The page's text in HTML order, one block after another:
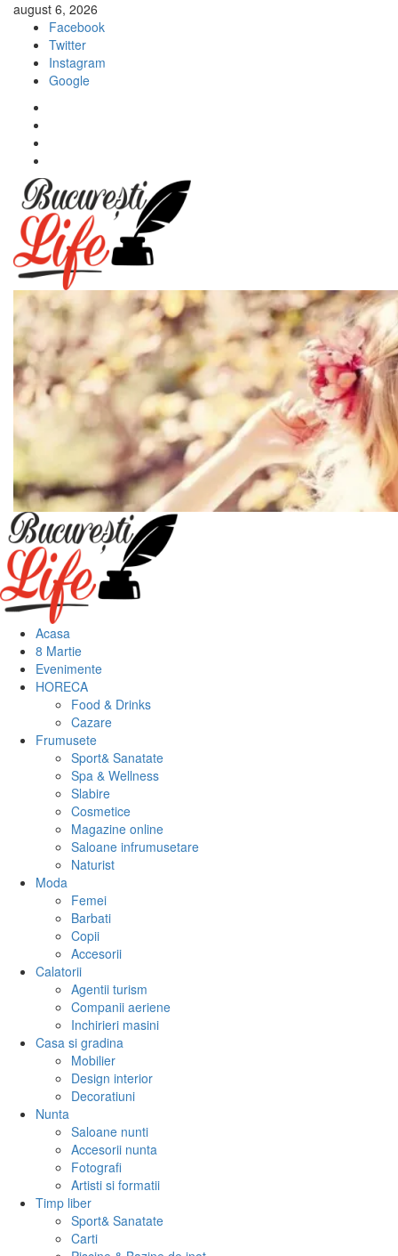
Sari
conținut
august 6, 2026
Facebook
Twitter
Instagram
Google
Meniu
principal
Acasa
8 Martie
Evenimente
HORECA
Food & Drinks
Cazare
Frumusete
Sport& Sanatate
Spa & Wellness
Slabire
Cosmetice
Magazine online
Saloane infrumusetare
Naturist
Moda
Femei
Barbati
Copii
Accesorii
Calatorii
Agentii turism
Companii aeriene
Inchirieri masini
Casa si gradina
Mobilier
Design interior
Decoratiuni
Nunta
Saloane nunti
Accesorii nunta
Fotografi
Artisti si formatii
Timp liber
Sport& Sanatate
Carti